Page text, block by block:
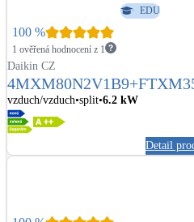
Retence deštové
Akumulace dešťovky
Zelená střecha NEW
Vegetační střechy
Větrné elektrárny
100%
1 ověřená hodnocení z 1
EDU
Daikin CZ
vzduch/vzduch split 6.2 kW
Detail